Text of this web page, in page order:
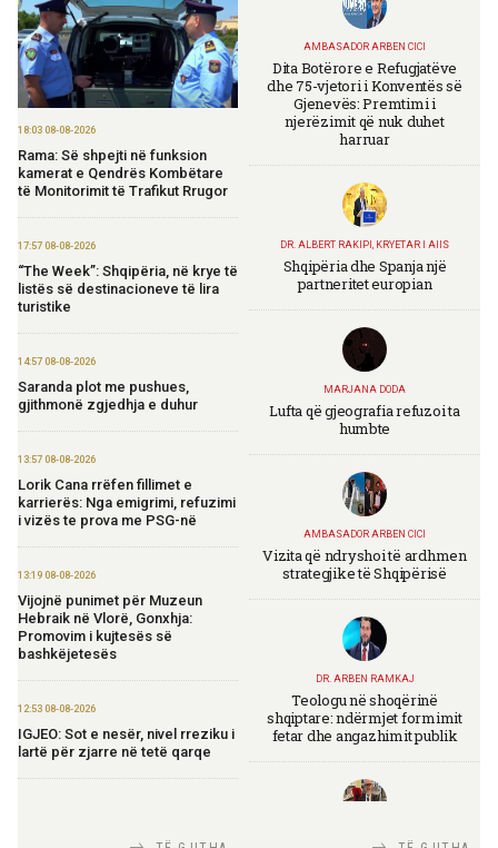
18:03 08-08-2026
Rama: Së shpejti në funksion
kamerat e Qendrës Kombëtare
të Monitorimit të Trafikut Rrugor
17:57 08-08-2026
“The Week”: Shqipëria, në krye të
listës së destinacioneve të lira
turistike
14:57 08-08-2026
Saranda plot me pushues,
gjithmonë zgjedhja e duhur
13:57 08-08-2026
Lorik Cana rrëfen fillimet e
karrierës: Nga emigrimi, refuzimi
i vizës te prova me PSG-në
13:19 08-08-2026
Vijojnë punimet për Muzeun
Hebraik në Vlorë, Gonxhja:
Promovim i kujtesës së
bashkëjetesës
12:53 08-08-2026
IGJEO: Sot e nesër, nivel rreziku i
lartë për zjarre në tetë qarqe
AMBASADOR ARBEN CICI
Dita Botërore e Refugjatëve
dhe 75-vjetori i Konventës së
Gjenevës: Premtimi i
njerëzimit që nuk duhet
harruar
DR. ALBERT RAKIPI, KRYETAR I AIIS
Shqipëria dhe Spanja një
partneritet europian
MARJANA DODA
Lufta që gjeografia refuzoi ta
humbte
AMBASADOR ARBEN CICI
Vizita që ndryshoi të ardhmen
strategjike të Shqipërisë
DR. ARBEN RAMKAJ
Teologu në shoqërinë
shqiptare: ndërmjet formimit
fetar dhe angazhimit publik
TIRANA DIPLOMAT